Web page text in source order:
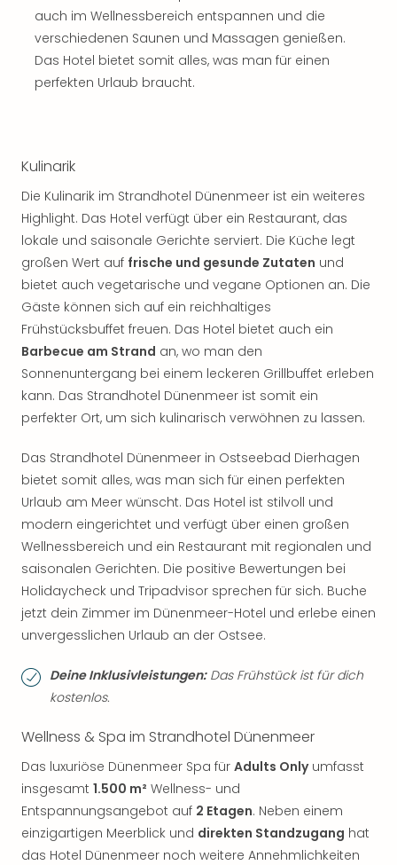
auch im Wellnessbereich entspannen und die
verschiedenen Saunen und Massagen genießen.
Das Hotel bietet somit alles, was man für einen
perfekten Urlaub braucht.
Kulinarik
Die Kulinarik im Strandhotel Dünenmeer ist ein weiteres
Highlight. Das Hotel verfügt über ein Restaurant, das
lokale und saisonale Gerichte serviert. Die Küche legt
großen Wert auf frische und gesunde Zutaten und
bietet auch vegetarische und vegane Optionen an. Die
Gäste können sich auf ein reichhaltiges
Frühstücksbuffet freuen. Das Hotel bietet auch ein
Barbecue am Strand an, wo man den
Sonnenuntergang bei einem leckeren Grillbuffet erleben
kann. Das Strandhotel Dünenmeer ist somit ein
perfekter Ort, um sich kulinarisch verwöhnen zu lassen.
Das Strandhotel Dünenmeer in Ostseebad Dierhagen
bietet somit alles, was man sich für einen perfekten
Urlaub am Meer wünscht. Das Hotel ist stilvoll und
modern eingerichtet und verfügt über einen großen
Wellnessbereich und ein Restaurant mit regionalen und
saisonalen Gerichten. Die positive Bewertungen bei
Holidaycheck und Tripadvisor sprechen für sich. Buche
jetzt dein Zimmer im Dünenmeer-Hotel und erlebe einen
unvergesslichen Urlaub an der Ostsee.
Deine Inklusivleistungen:Das Frühstück ist für dich
kostenlos.
Wellness & Spa im Strandhotel Dünenmeer
Das luxuriöse Dünenmeer Spa für Adults Onlyumfasst
insgesamt 1.500 m² Wellness- und
Entspannungsangebot auf 2 Etagen. Neben einem
einzigartigen Meerblick und direkten Standzugang hat
das Hotel Dünenmeer noch weitere Annehmlichkeiten